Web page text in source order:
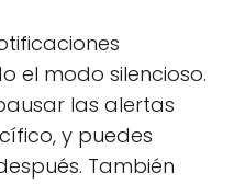
el modo silencioso.
las alertas
y puedes
También